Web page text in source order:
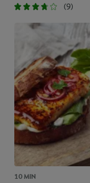
(9)
10 MIN